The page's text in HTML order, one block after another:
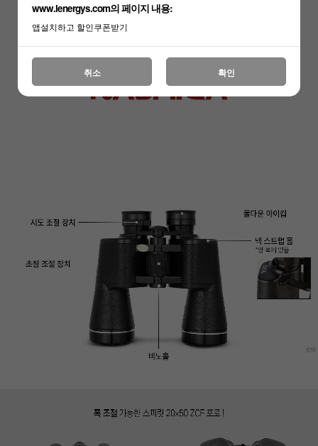
www.lenergys.com의 페이지 내용:
앱설치하고 할인쿠폰받기
취소 확인